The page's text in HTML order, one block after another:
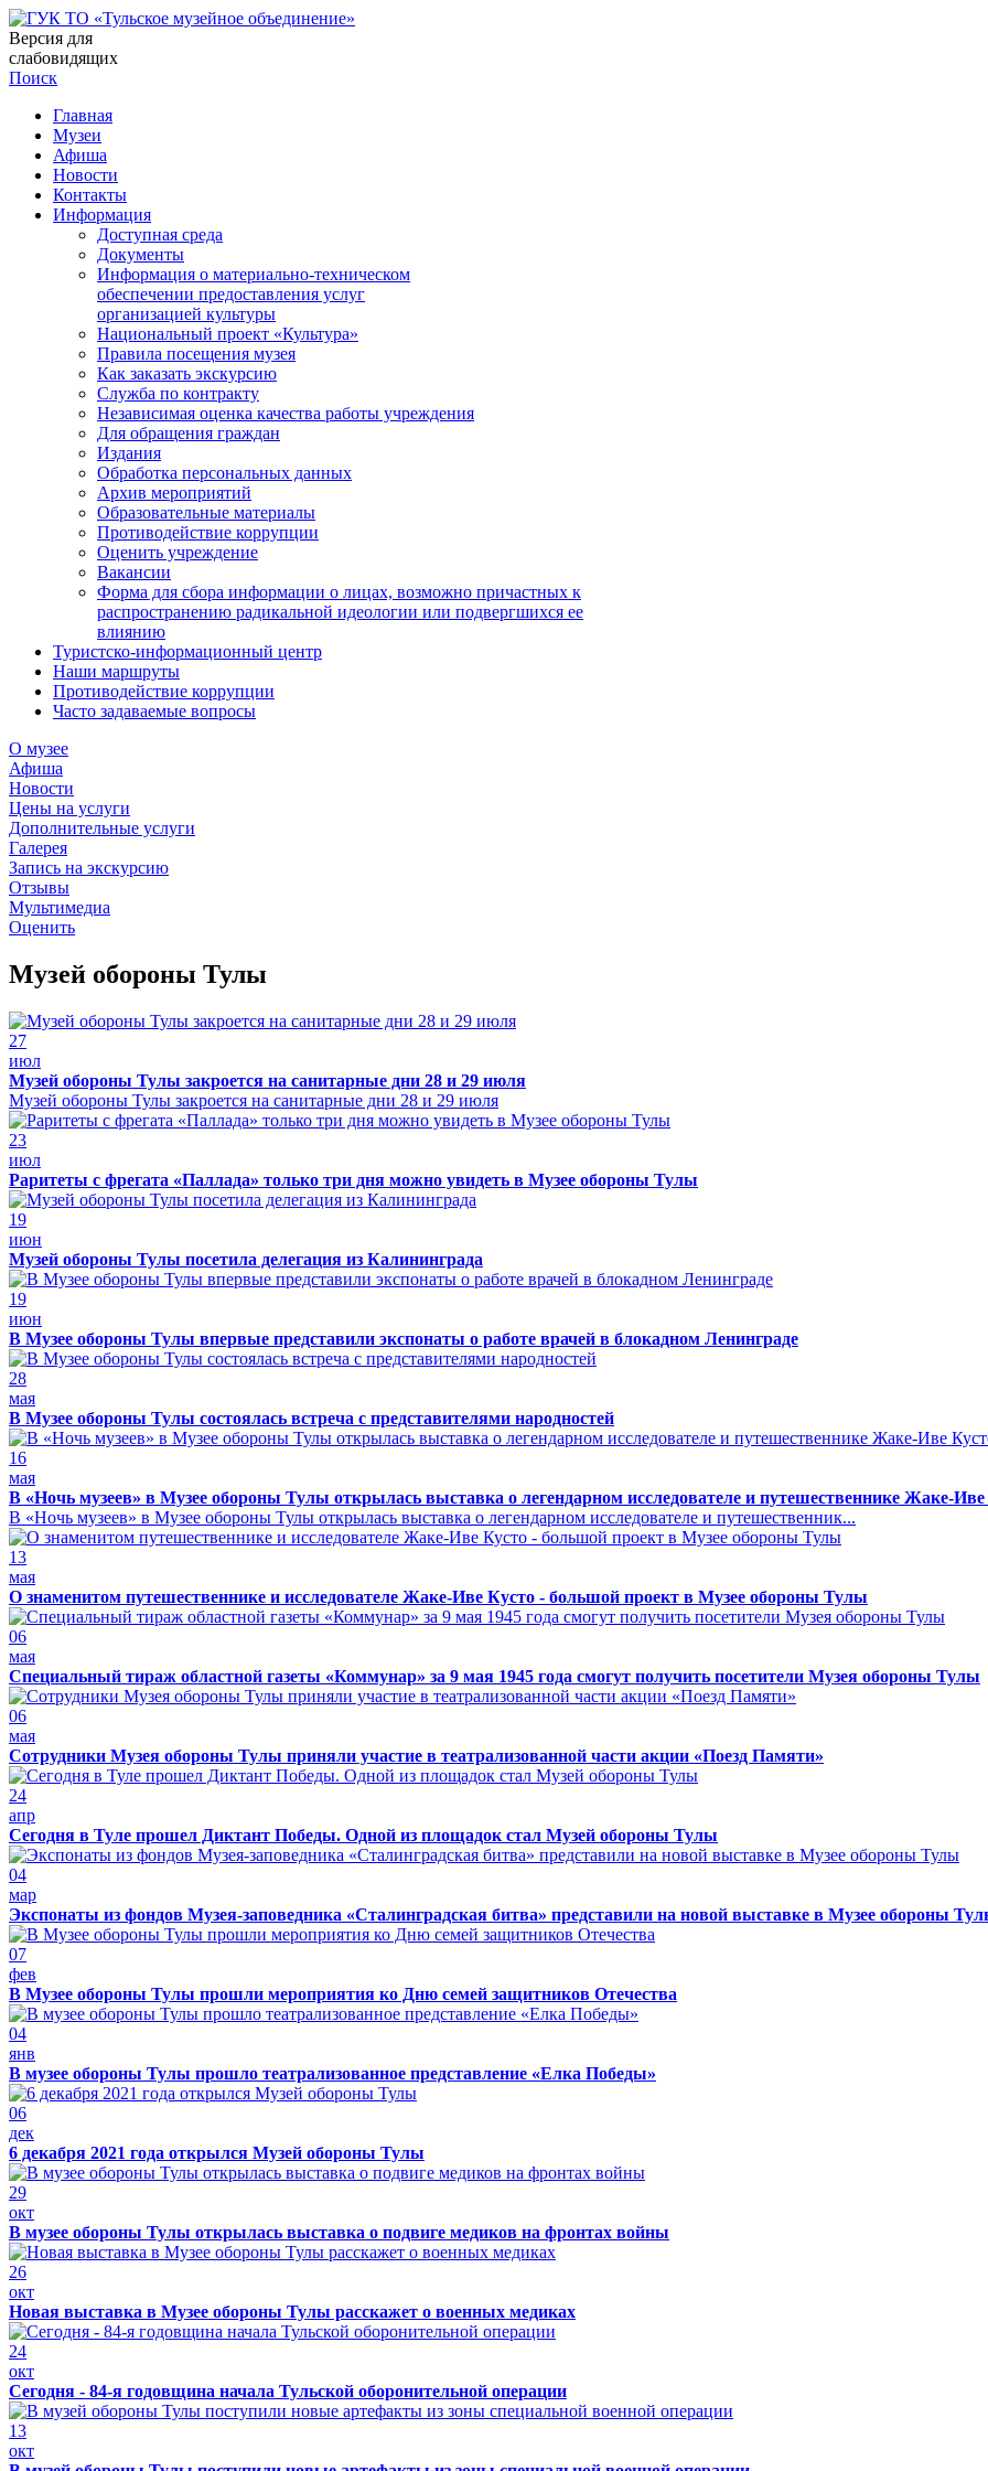
Версия для
слабовидящих
Поиск
Главная
Музеи
Афиша
Новости
Контакты
Информация
Доступная среда
Документы
Информация о материально-техническом
обеспечении предоставления услуг
организацией культуры
Национальный проект «Культура»
Правила посещения музея
Как заказать экскурсию
Служба по контракту
Независимая оценка качества работы учреждения
Для обращения граждан
Издания
Обработка персональных данных
Архив мероприятий
Образовательные материалы
Противодействие коррупции
Оценить учреждение
Вакансии
Форма для сбора информации о лицах, возможно причастных к
распространению радикальной идеологии или подвергшихся ее
влиянию
Туристско-информационный центр
Наши маршруты
Противодействие коррупции
Часто задаваемые вопросы
О музее
Афиша
Новости
Цены на услуги
Дополнительные услуги
Галерея
Запись на экскурсию
Отзывы
Мультимедиа
Оценить
Музей обороны Тулы
27
июл
Музей обороны Тулы закроется на санитарные дни 28 и 29 июля
Музей обороны Тулы закроется на санитарные дни 28 и 29 июля
23
июл
Раритеты с фрегата «Паллада» только три дня можно увидеть в Музее обороны Тулы
19
июн
Музей обороны Тулы посетила делегация из Калининграда
19
июн
В Музее обороны Тулы впервые представили экспонаты о работе врачей в блокадном Ленинграде
28
мая
В Музее обороны Тулы состоялась встреча с представителями народностей
16
мая
В «Ночь музеев» в Музее обороны Тулы открылась выставка о легендарном исследователе и путешественнике Жаке-
В «Ночь музеев» в Музее обороны Тулы открылась выставка о легендарном исследователе и путешественник...
13
мая
О знаменитом путешественнике и исследователе Жаке-Иве Кусто - большой проект в Музее обороны Тулы
06
мая
Специальный тираж областной газеты «Коммунар» за 9 мая 1945 года смогут получить посетители Музея обороны Тулы
06
мая
Сотрудники Музея обороны Тулы приняли участие в театрализованной части акции «Поезд Памяти»
24
апр
Сегодня в Туле прошел Диктант Победы. Одной из площадок стал Музей обороны Тулы
04
мар
Экспонаты из фондов Музея-заповедника «Сталинградская битва» представили на новой выставке в Музее обороны
07
фев
В Музее обороны Тулы прошли мероприятия ко Дню семей защитников Отечества
04
янв
В музее обороны Тулы прошло театрализованное представление «Елка Победы»
06
дек
6 декабря 2021 года открылся Музей обороны Тулы
29
окт
В музее обороны Тулы открылась выставка о подвиге медиков на фронтах войны
26
окт
Новая выставка в Музее обороны Тулы расскажет о военных медиках
24
окт
Сегодня - 84-я годовщина начала Тульской оборонительной операции
13
окт